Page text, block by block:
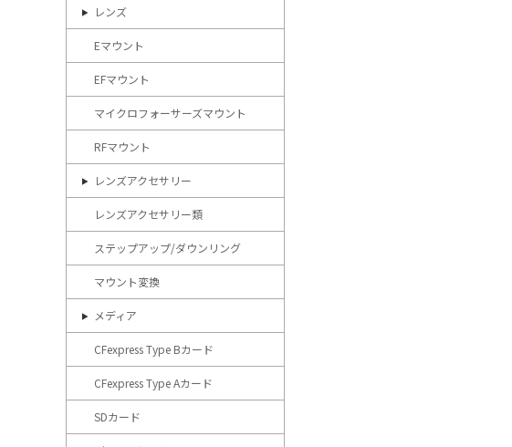
レンズ
Eマウント
EFマウント
マイクロフォーサーズマウント
RFマウント
レンズアクセサリー
レンズアクセサリー類
ステップアップ/ダウンリング
マウント変換
メディア
CFexpress Type Bカード
CFexpress Type Aカード
SDカード